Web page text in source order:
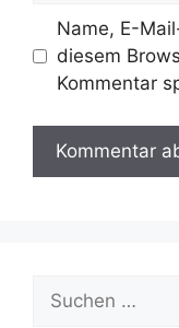
Name, E-
diesem
Kommentar
nach: